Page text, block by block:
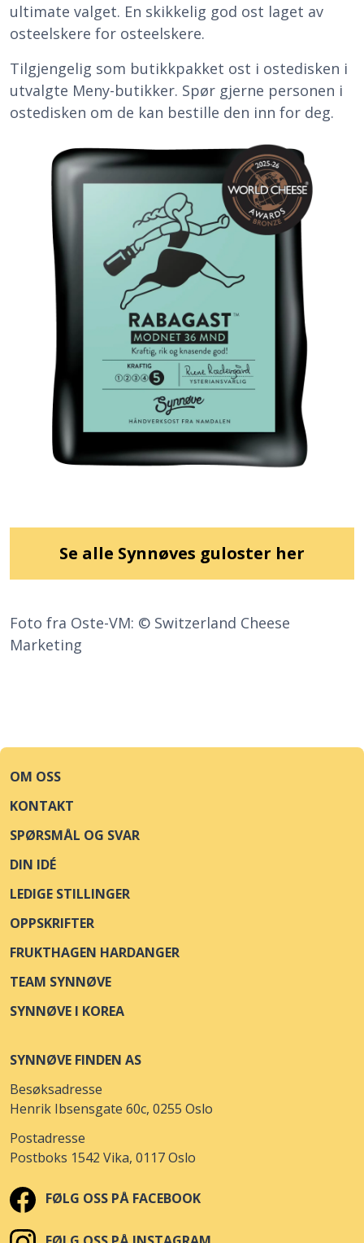
ultimate valget. En skikkelig god ost laget av
osteelskere for osteelskere.
Tilgjengelig som butikkpakket ost i ostedisken i
utvalgte Meny-butikker. Spør gjerne personen i
ostedisken om de kan bestille den inn for deg.
Se alle Synnøves guloster her
Foto fra Oste-VM: © Switzerland Cheese
Marketing
OM OSS
KONTAKT
SPØRSMÅL OG SVAR
DIN IDÉ
LEDIGE STILLINGER
OPPSKRIFTER
FRUKTHAGEN HARDANGER
TEAM SYNNØVE
SYNNØVE I KOREA
SYNNØVE FINDEN AS
Besøksadresse
Henrik Ibsensgate 60c, 0255 Oslo
Postadresse
Postboks 1542 Vika, 0117 Oslo
FØLG OSS PÅ FACEBOOK